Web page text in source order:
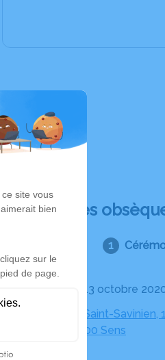
Déroulé des
Le mardi 13 octobre
Basilique Saint-
Sens, 89100 Sens